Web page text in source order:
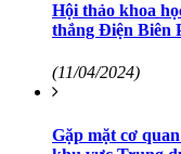
Hội thảo khoa
thắng Điện Biên
(11/04/2024)
Gặp mặt cơ